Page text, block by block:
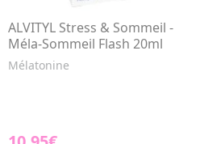
ALVITYL Stress & Sommeil -
Méla-Sommeil Flash 20ml
Mélatonine